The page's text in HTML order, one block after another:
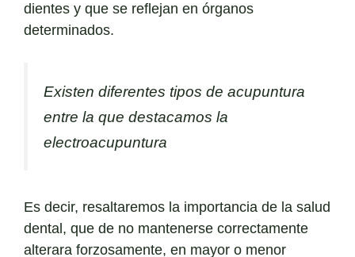
dientes y que se reflejan en órganos
determinados.
Existen diferentes tipos de acupuntura
entre la que destacamos la
electroacupuntura
Es decir, resaltaremos la importancia de la salud
dental, que de no mantenerse correctamente
alterara forzosamente, en mayor o menor